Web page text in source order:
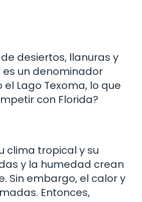
desiertos, llanuras y
un denominador
Lago Texoma, lo que
con Florida?
clima tropical y su
y la humedad crean
Sin embargo, el calor y
Entonces,